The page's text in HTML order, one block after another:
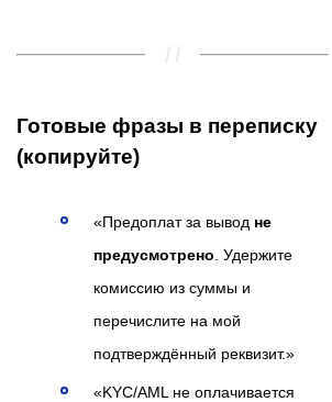
Готовые фразы в переписку
(копируйте)
«Предоплат за вывод не
предусмотрено . Удержите
комиссию из суммы и
перечислите на мой
подтверждённый реквизит.»
«KYC/AML не оплачивается